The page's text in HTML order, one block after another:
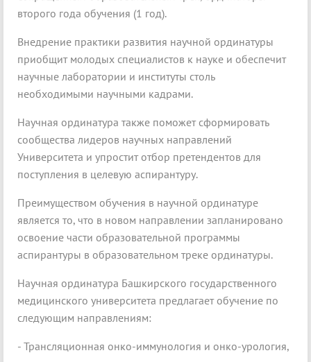
второго года обучения (1 год).
Внедрение практики развития научной ординатуры
приобщит молодых специалистов к науке и обеспечит
научные лаборатории и институты столь
необходимыми научными кадрами.
Научная ординатура также поможет сформировать
сообщества лидеров научных направлений
Университета и упростит отбор претендентов для
поступления в целевую аспирантуру.
Преимуществом обучения в научной ординатуре
является то, что в новом направлении запланировано
освоение части образовательной программы
аспирантуры в образовательном треке ординатуры.
Научная ординатура Башкирского государственного
медицинского университета предлагает обучение по
следующим направлениям:
- Трансляционная онко-иммунология и онко-урология,